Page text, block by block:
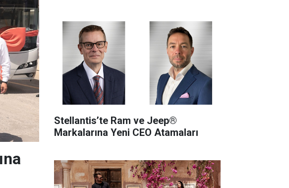
Stellantis’te Ram ve Jeep®
Markalarına Yeni CEO Atamaları